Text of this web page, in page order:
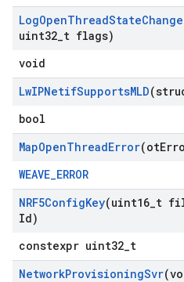
LogOpenThreadStateChange
uint32 t flags)
void
LwIPNetifSupportsMLD
bool
MapOpenThreadError(ot
WEAVE_ERROR
NRF5ConfigKey(uint16 t
Id)
constexpr uint32_t
NetworkProvisioningSvr